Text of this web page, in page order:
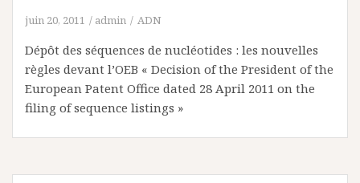
juin 20, 2011 admin ADN
Dépôt des séquences de nucléotides : les nouvelles
règles devant l’OEB « Decision of the President of the
European Patent Office dated 28 April 2011 on the
filing of sequence listings »